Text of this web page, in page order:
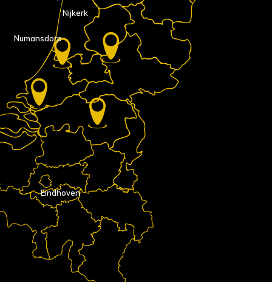
Eindhoven
Nijkerk
Numansdorp